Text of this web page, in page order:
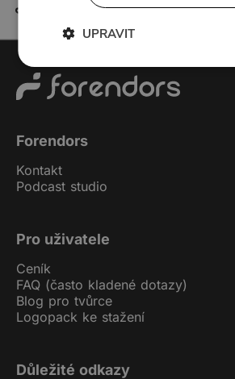
Forendors
Kontakt
Podcast studio
Pro uživatele
Ceník
FAQ (často kladené dotazy)
Blog pro tvůrce
Logopack ke stažení
Důležité odkazy
UPRAVIT